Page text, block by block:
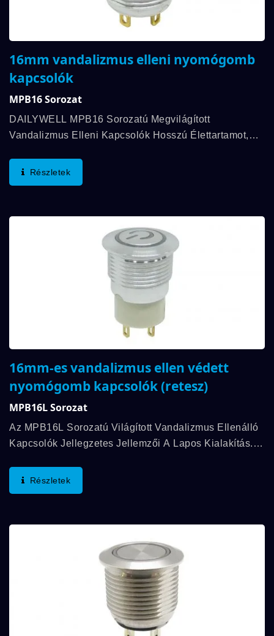
16mm vandalizmus elleni nyomógomb
kapcsolók
MPB16 Sorozat
DAILYWELL MPB16 Sorozatú Megvilágított
Vandalizmus Elleni Kapcsolók Hosszú Élettartamot,
Jelzés Megvilágítást Kínálnak. DAILYWELL MPB16...
Részletek
16mm-es vandalizmus ellen védett
nyomógomb kapcsolók (retesz)
MPB16L Sorozat
Az MPB16L Sorozatú Világított Vandalizmus Ellenálló
Kapcsolók Jellegzetes Jellemzői A Lapos Kialakítás.
Funkció Belül És Kupak Pillanatnyi...
Részletek